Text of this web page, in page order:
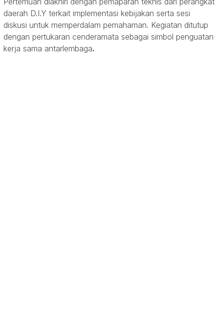
daerah D.I.Y terkait implementasi kebijakan serta sesi
diskusi untuk memperdalam pemahaman. Kegiatan ditutup
dengan pertukaran cenderamata sebagai simbol penguatan
kerja sama antarlembaga.